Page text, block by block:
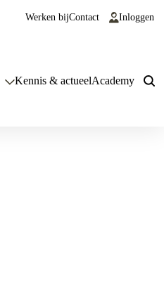
Werken bijContact Inloggen
Kennis & actueelAcademy